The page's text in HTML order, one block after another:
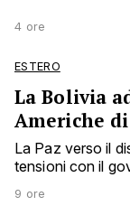
4 ore
ESTERO
La Bolivia
Americhe
La Paz verso il
tensioni con il
9 ore